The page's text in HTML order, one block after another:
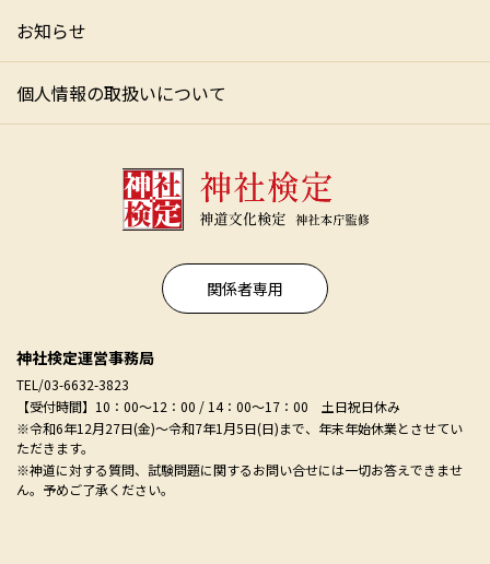
お知らせ
個人情報の取扱いについて
関係者専用
神社検定運営事務局
TEL/03-6632-3823
【受付時間】10：00～12：00 / 14：00～17：00 土日祝日休み
※令和6年12月27日(金)～令和7年1月5日(日)まで、年末年始休業とさせてい
ただきます。
※神道に対する質問、試験問題に関するお問い合せには一切お答えできませ
ん。予めご了承ください。